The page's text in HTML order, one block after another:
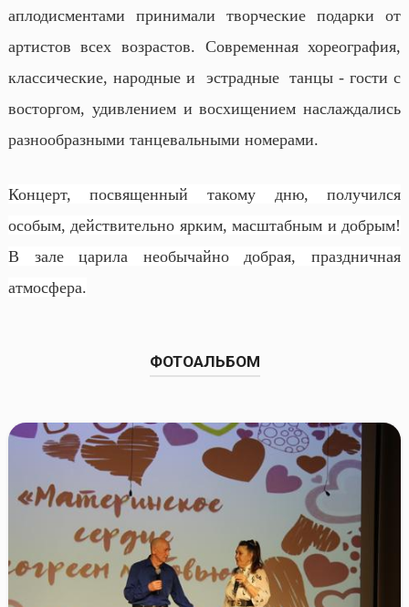
аплодисментами принимали творческие подарки от
артистов всех возрастов. Современная хореография,
классические, народные и эстрадные танцы - гости с
восторгом, удивлением и восхищением наслаждались
разнообразными танцевальными номерами.
Концерт, посвященный такому дню, получился
особым, действительно ярким, масштабным и добрым!
В зале царила необычайно добрая, праздничная
атмосфера.
ФОТОАЛЬБОМ